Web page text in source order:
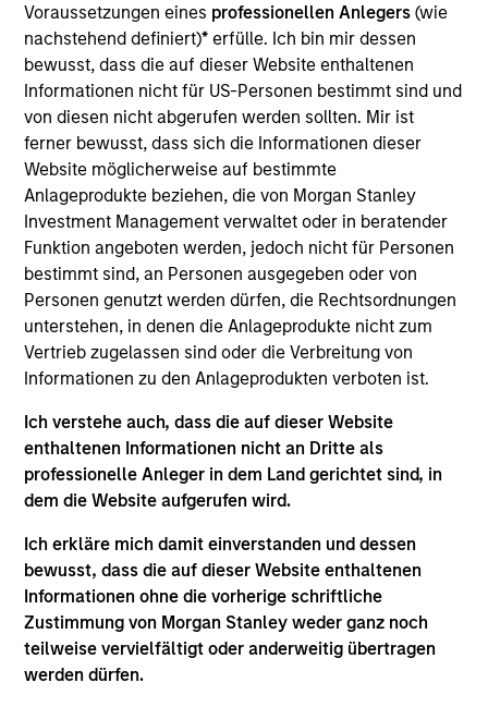
Voraussetzungen eines professionellen Anlegers(wie
nachstehend definiert)* erfülle. Ich bin mir dessen
bewusst, dass die auf dieser Website enthaltenen
Informationen nicht für US-Personen bestimmt sind und
von diesen nicht abgerufen werden sollten. Mir ist
ferner bewusst, dass sich die Informationen dieser
Website möglicherweise auf bestimmte
Anlageprodukte beziehen, die von Morgan Stanley
Investment Management verwaltet oder in beratender
Funktion angeboten werden, jedoch nicht für Personen
bestimmt sind, an Personen ausgegeben oder von
Personen genutzt werden dürfen, die Rechtsordnungen
unterstehen, in denen die Anlageprodukte nicht zum
Vertrieb zugelassen sind oder die Verbreitung von
Informationen zu den Anlageprodukten verboten ist.
Ich verstehe auch, dass die auf dieser Website
enthaltenen Informationen nicht an Dritte als
professionelle Anleger in dem Land gerichtet sind, in
dem die Website aufgerufen wird.
Ich erkläre mich damit einverstanden und dessen
bewusst, dass die auf dieser Website enthaltenen
Informationen ohne die vorherige schriftliche
Zustimmung von Morgan Stanley weder ganz noch
teilweise vervielfältigt oder anderweitig übertragen
werden dürfen.
Dieses Material enthält Informationen über die Teilfonds
von Morgan Stanley Investment Funds, einer in Luxemburg
ansässigen SICAV (Société d’Investissement à Capital
Variable). (die „Gesellschaft“), die im Großherzogtum
Luxemburg als Organismus für gemeinsame Anlagen
gemäß Teil 1 des Gesetzes vom 17. Dezember 2010 in
seiner geänderten Fassung registriert ist. Die Gesellschaft
ist ein Organismus für gemeinsame Anlagen in
Wertpapieren („OGAW“).
Anträge auf Anteile an den Teilfonds sollten erst gestellt
werden, wenn der aktuelle Verkaufsprospekt, das Key
Information Document („KID“) oder das Key Investor
Information Document („KIID“), der Jahres- und
Halbjahresbericht („Angebotsunterlagen“) oder andere
Dokumente, die in Ihrer Nähe online unter
https://www.morganstanley.com/im/msinvf/index.html
verfügbar sind oder kostenlos beim Geschäftssitz von
Business Centre, 6B route de Trèves, L-2633
Senningerberg, R.C.S. Luxemburg B 29 192, erhältlich.
Informationen in Bezug auf Nachhaltigkeitsaspekte des
Fonds und die Zusammenfassung der Anlegerrechte
Italienische Anleger sollten darüber hinaus das
„Erweiterte Zeichnungsformular“ und alle Anleger aus
Hongkong den Abschnitt „Zusätzliche Informationen für
Anleger aus Hongkong“ im Verkaufsprospekt beachten.
Deutschsprachige Exemplare des Verkaufsprospekts, des
KID oder des KIID, der Statuten der Gesellschaft und der
Jahres- und Halbjahresberichte sowie zusätzliche